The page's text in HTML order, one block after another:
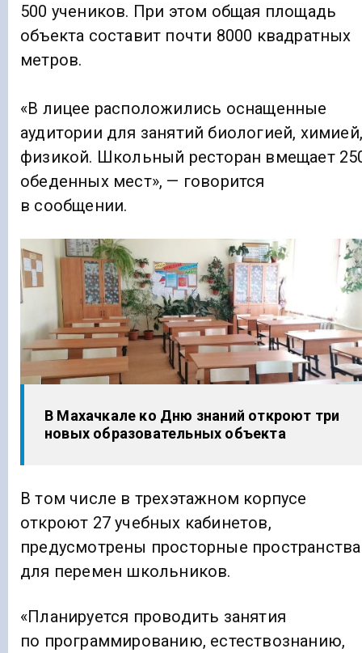
500 учеников. При этом общая площадь
объекта составит почти 8000 квадратных
метров.
«В лицее расположились оснащенные
аудитории для занятий биологией, химией,
физикой. Школьный ресторан вмещает
обеденных мест», — говорится
в сообщении.
В Махачкале ко Дню знаний откроют три
новых образовательных объекта
В том числе в трехэтажном корпусе
откроют 27 учебных кабинетов,
предусмотрены просторные пространства
для перемен школьников.
«Планируется проводить занятия
по программированию, естествознанию,